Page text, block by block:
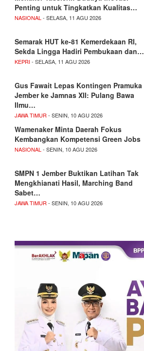
Penting untuk Tingkatkan Kualitas…
NASIONAL- SELASA, 11 AGU 2026
Semarak HUT ke-81 Kemerdekaan RI,
Sekda Lingga Hadiri Pembukaan dan…
KEPRI- SELASA, 11 AGU 2026
Gus Fawait Lepas Kontingen Pramuka
Jember ke Jamnas XII: Pulang Bawa
Ilmu…
JAWA TIMUR- SENIN, 10 AGU 2026
Wamenaker Minta Daerah Fokus
Kembangkan Kompetensi Green Jobs
NASIONAL- SENIN, 10 AGU 2026
SMPN 1 Jember Buktikan Latihan Tak
Mengkhianati Hasil, Marching Band
Sabet…
JAWA TIMUR- SENIN, 10 AGU 2026